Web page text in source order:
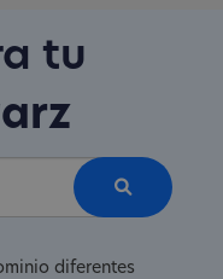
tu
diferentes